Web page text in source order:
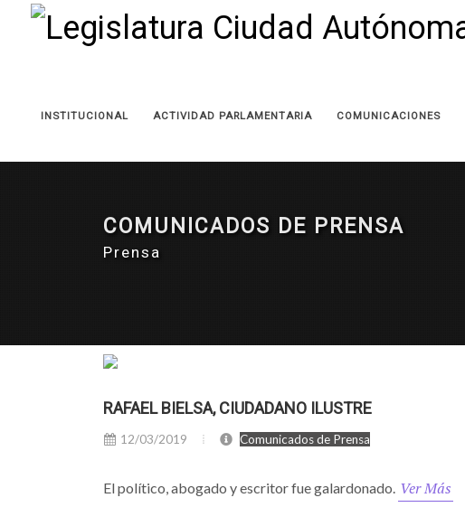
INSTITUCIONAL ACTIVIDAD PARLAMENTARIA COMUNICACIONES
COMUNICADOS DE PRENSA
Prensa
RAFAEL BIELSA, CIUDADANO ILUSTRE
12/03/2019 Comunicados de Prensa
El político, abogado y escritor fue galardonado. Ver Más